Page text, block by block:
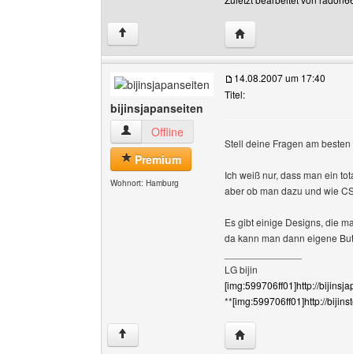
↑ Website dieses
bijinsjapanseiten
bijinsjapanseiten Benutzer-Profile anzeigen
Offline
Premium
Wohnort: Hamburg
14.08.2007 um 17:40
Titel:
Stell deine Fragen am
Ich weiß nur, dass man ein
aber ob man dazu und wie
Es gibt einige Designs, die
da kann man dann eigene
LG bijin
[img:599706ff01]http://
**[img:599706ff01]http://
↑ Website dieses